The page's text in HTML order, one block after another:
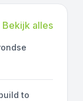
Bekijk alles
to